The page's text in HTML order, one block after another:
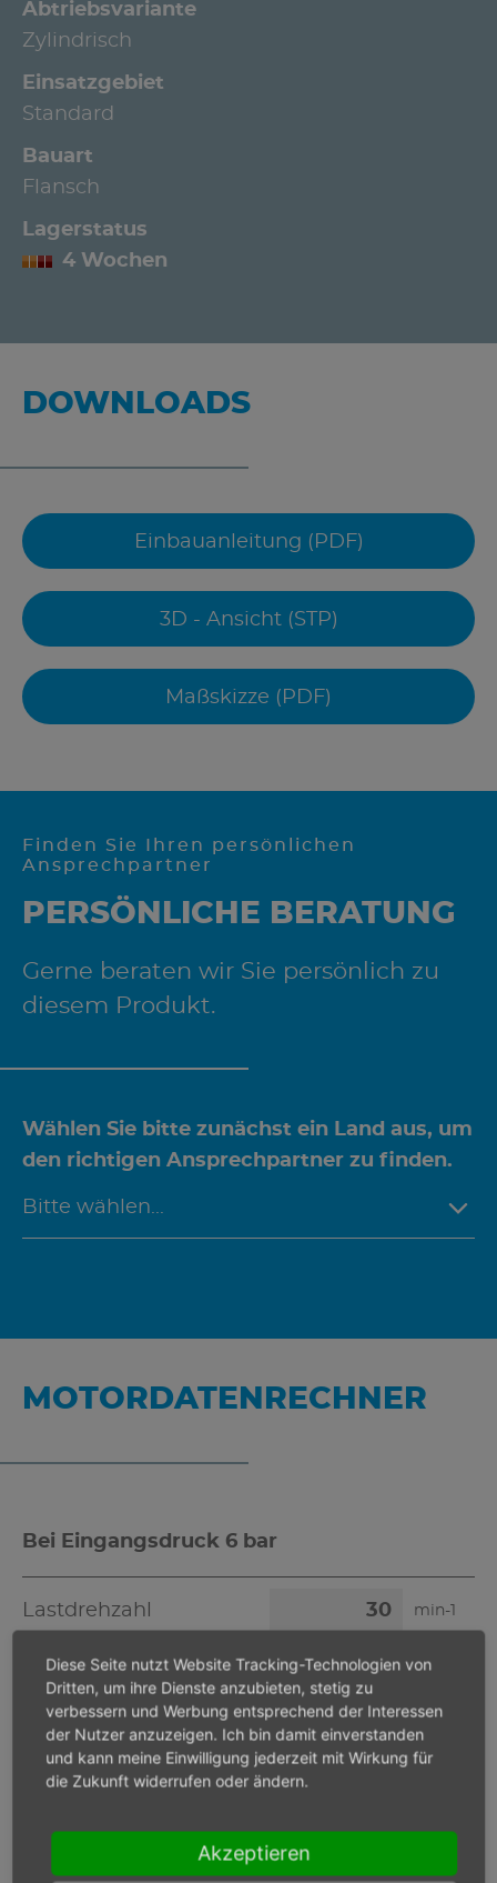
Abtriebsvariante
Zylindrisch
Einsatzgebiet
Standard
Bauart
Flansch
Lagerstatus
4 Wochen
DOWNLOADS
Einbauanleitung (PDF)
3D - Ansicht (STP)
Maßskizze (PDF)
Finden Sie Ihren persönlichen
Ansprechpartner
PERSÖNLICHE BERATUNG
Gerne beraten wir Sie persönlich zu
diesem Produkt.
Wählen Sie bitte zunächst ein Land aus, um
den richtigen Ansprechpartner zu finden.
MOTORDATENRECHNER
Bei Eingangsdruck 6 bar
Lastdrehzahl min-1
Max. Leistung
Max. Drehmoment Nm
Bei Eingangsdruck
Diese Seite nutzt Website Tracking-Technologien von
Dritten, um ihre Dienste anzubieten, stetig zu
verbessern und Werbung entsprechend der Interessen
der Nutzer anzuzeigen. Ich bin damit einverstanden
und kann meine Einwilligung jederzeit mit Wirkung für
die Zukunft widerrufen oder ändern.
Akzeptieren